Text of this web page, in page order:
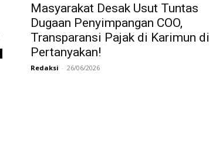
Masyarakat Desak Usut Tuntas
Dugaan Penyimpangan COO,
Transparansi Pajak di Karimun di
Pertanyakan!
Redaksi - 26/06/2026